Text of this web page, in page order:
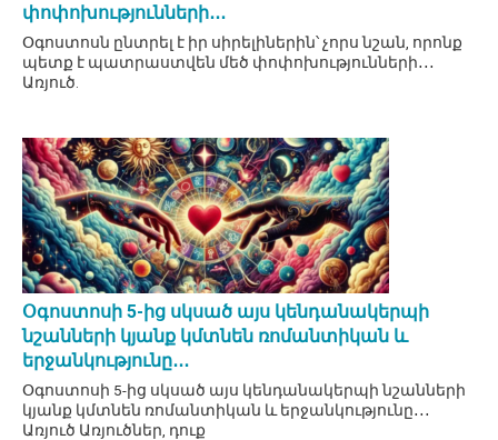
փոփոխությունների․․․
Օգոստոսն ընտրել է իր սիրելիներին՝ չորս նշան, որոնք
պետք է պատրաստվեն մեծ փոփոխությունների․․․
Առյուծ.
Օգոստոսի 5-ից սկսած այս կենդանակերպի
նշանների կյանք կմտնեն ռոմանտիկան և
երջանկությունը․․․
Օգոստոսի 5-ից սկսած այս կենդանակերպի նշանների
կյանք կմտնեն ռոմանտիկան և երջանկությունը․․․
Առյուծ Առյուծներ, դուք